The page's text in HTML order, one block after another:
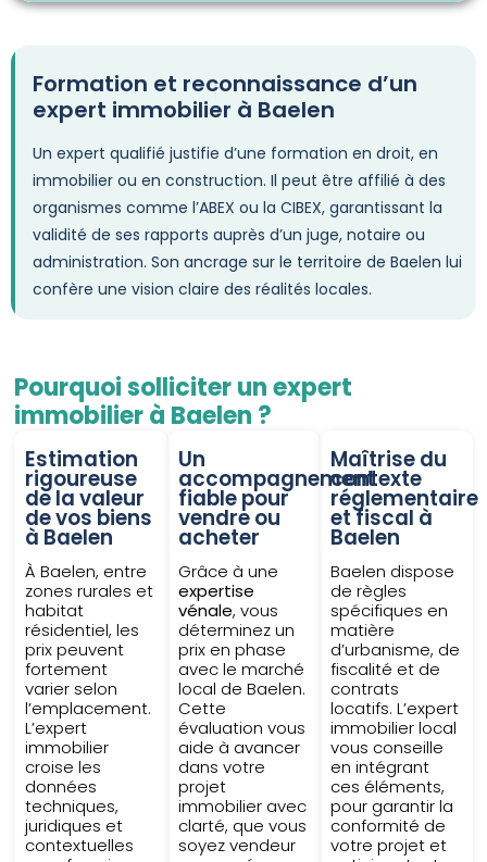
Formation et reconnaissance d’un
expert immobilier à Baelen
Un expert qualifié justifie d’une formation en droit, en
immobilier ou en construction. Il peut être affilié à des
organismes comme l’ABEX ou la CIBEX, garantissant la
validité de ses rapports auprès d’un juge, notaire ou
administration. Son ancrage sur le territoire de Baelen lui
confère une vision claire des réalités locales.
Pourquoi solliciter un expert
immobilier à Baelen ?
Estimation
rigoureuse
de la valeur
de vos biens
à Baelen
À Baelen, entre
zones rurales et
habitat
résidentiel, les
prix peuvent
fortement
varier selon
l’emplacement.
L’expert
immobilier
croise les
données
techniques,
juridiques et
contextuelles
Un
accompagnement
fiable pour
vendre ou
acheter
Grâce à une
expertise
vénale, vous
déterminez un
prix en phase
avec le marché
local de Baelen.
Cette
évaluation vous
aide à avancer
dans votre
projet
immobilier avec
clarté, que vous
soyez vendeur
Maîtrise du
contexte
réglementaire
et fiscal à
Baelen
Baelen dispose
de règles
spécifiques en
matière
d’urbanisme, de
fiscalité et de
contrats
locatifs. L’expert
immobilier local
vous conseille
en intégrant
ces éléments,
pour garantir la
conformité de
votre projet et